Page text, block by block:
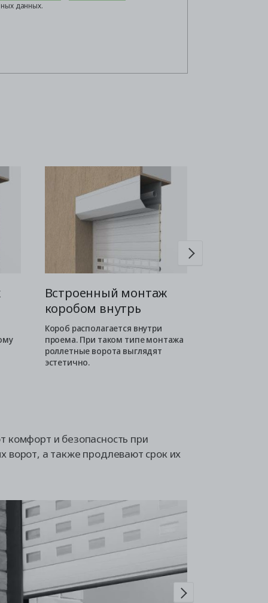
данных.
Встроенный монтаж
коробом внутрь
Короб располагается внутри
проема. При таком типе монтажа
роллетные ворота выглядят
эстетично.
комфорт и безопасность при
ворот, а также продлевают срок их